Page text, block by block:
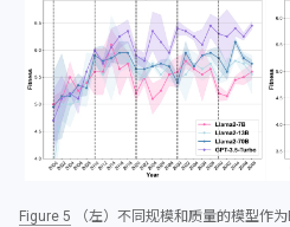
Figure 5 （左）不同规模和质量的模型作